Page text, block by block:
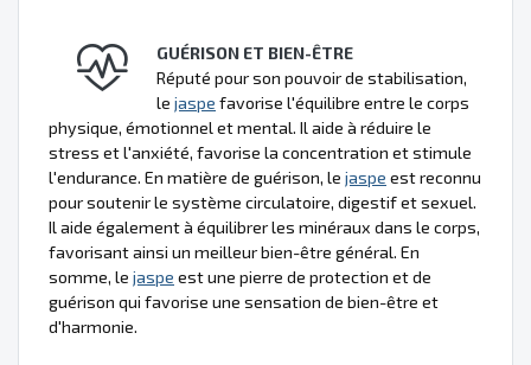
GUÉRISON ET BIEN-ÊTRE
Réputé pour son pouvoir de stabilisation,
le jaspe favorise l'équilibre entre le corps
physique, émotionnel et mental. Il aide à réduire le
stress et l'anxiété, favorise la concentration et stimule
l'endurance. En matière de guérison, le jaspe est reconnu
pour soutenir le système circulatoire, digestif et sexuel.
Il aide également à équilibrer les minéraux dans le corps,
favorisant ainsi un meilleur bien-être général. En
somme, le jaspe est une pierre de protection et de
guérison qui favorise une sensation de bien-être et
d'harmonie.